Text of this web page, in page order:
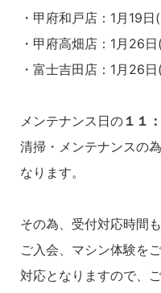
・甲府和戸店：1月19日
・甲府高畑店：1月26日
・富士吉田店：1月26日
メンテナンス日の １１
清掃・メンテナンスの
なります。
その為、受付対応時間
ご入会、マシン体験を
対応となりますので、